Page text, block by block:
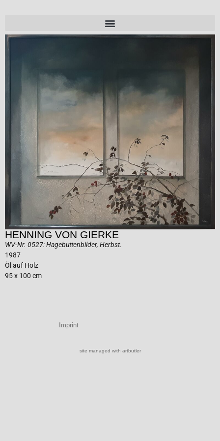
HENNING VON GIERKE
WV-Nr. 0527: Hagebuttenbilder, Herbst.
1987
Öl auf Holz
95 x 100 cm
Imprint
site managed with artbutler